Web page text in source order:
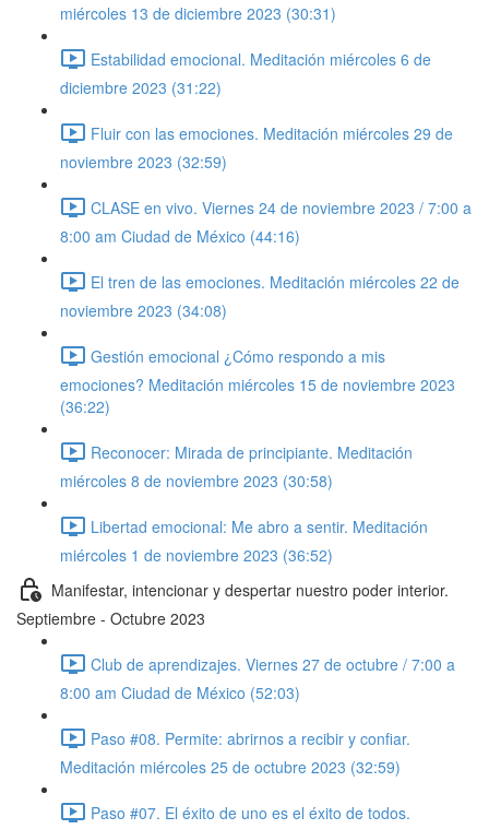
miércoles 13 de diciembre 2023 (30:31)
Estabilidad emocional. Meditación miércoles 6 de
diciembre 2023 (31:22)
Fluir con las emociones. Meditación miércoles 29 de
noviembre 2023 (32:59)
CLASE en vivo. Viernes 24 de noviembre 2023 / 7:00 a
8:00 am Ciudad de México (44:16)
El tren de las emociones. Meditación miércoles 22 de
noviembre 2023 (34:08)
Gestión emocional ¿Cómo respondo a mis
emociones? Meditación miércoles 15 de noviembre 2023
(36:22)
Reconocer: Mirada de principiante. Meditación
miércoles 8 de noviembre 2023 (30:58)
Libertad emocional: Me abro a sentir. Meditación
miércoles 1 de noviembre 2023 (36:52)
Manifestar, intencionar y despertar nuestro poder interior.
Septiembre - Octubre 2023
Club de aprendizajes. Viernes 27 de octubre / 7:00 a
8:00 am Ciudad de México (52:03)
Paso #08. Permite: abrirnos a recibir y confiar.
Meditación miércoles 25 de octubre 2023 (32:59)
Paso #07. El éxito de uno es el éxito de todos.